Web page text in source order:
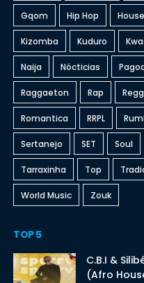
Gqom Hip Hop
Kizomba Kuduro
Naija Nócticias
Raggaeton Rap
Romantica RRPL
Sertanejo SET Soul
Tarraxinha Top
World Music Zouk
TOP 5
C.B.I &
(Afro